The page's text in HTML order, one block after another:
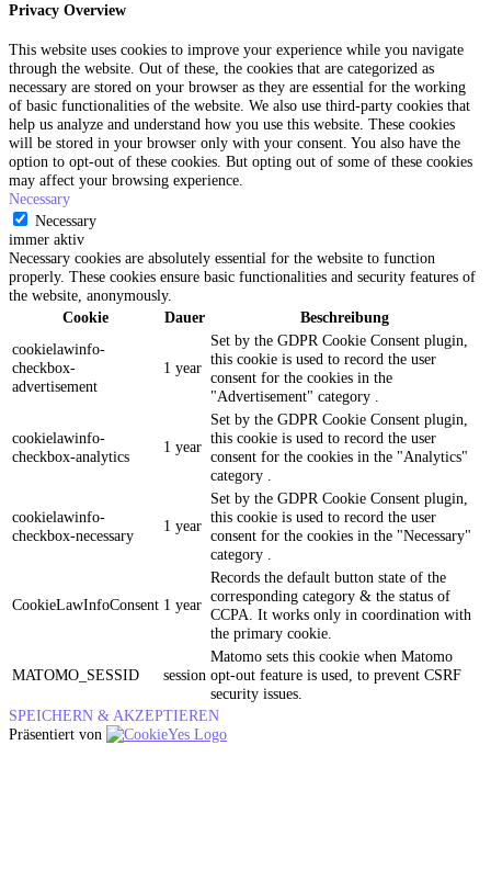
Privacy Overview
This website uses cookies to improve your experience while you navigate
through the website. Out of these, the cookies that are categorized as
necessary are stored on your browser as they are essential for the working
of basic functionalities of the website. We also use third-party cookies that
help us analyze and understand how you use this website. These cookies
will be stored in your browser only with your consent. You also have the
option to opt-out of these cookies. But opting out of some of these cookies
may affect your browsing experience.
Necessary
Necessary
immer aktiv
Necessary cookies are absolutely essential for the website to function
properly. These cookies ensure basic functionalities and security features of
the website, anonymously.
Cookie
Dauer
Beschreibung
cookielawinfo-
checkbox-
advertisement
1 year
Set by the GDPR Cookie Consent plugin,
this cookie is used to record the user
consent for the cookies in the
"Advertisement" category .
cookielawinfo-
checkbox-analytics
1 year
Set by the GDPR Cookie Consent plugin,
this cookie is used to record the user
consent for the cookies in the "Analytics"
category .
cookielawinfo-
checkbox-necessary
1 year
Set by the GDPR Cookie Consent plugin,
this cookie is used to record the user
consent for the cookies in the "Necessary"
category .
CookieLawInfoConsent 1 year
Records the default button state of the
corresponding category & the status of
CCPA. It works only in coordination with
the primary cookie.
MATOMO_SESSID session
Matomo sets this cookie when Matomo
opt-out feature is used, to prevent CSRF
security issues.
SPEICHERN & AKZEPTIEREN
Präsentiert von